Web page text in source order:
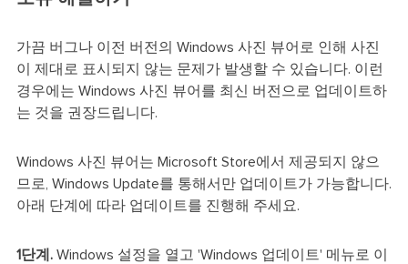
가끔 버그나 이전 버전의 Windows 사진 뷰어로 인해 사진
이 제대로 표시되지 않는 문제가 발생할 수 있습니다. 이런
경우에는 Windows 사진 뷰어를 최신 버전으로 업데이트하
는 것을 권장드립니다.
Windows 사진 뷰어는 Microsoft Store에서 제공되지 않으
므로, Windows Update를 통해서만 업데이트가 가능합니다.
아래 단계에 따라 업데이트를 진행해 주세요.
1단계.Windows 설정을 열고 'Windows 업데이트' 메뉴로 이